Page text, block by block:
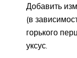
Добавить
(в
горького
уксус.